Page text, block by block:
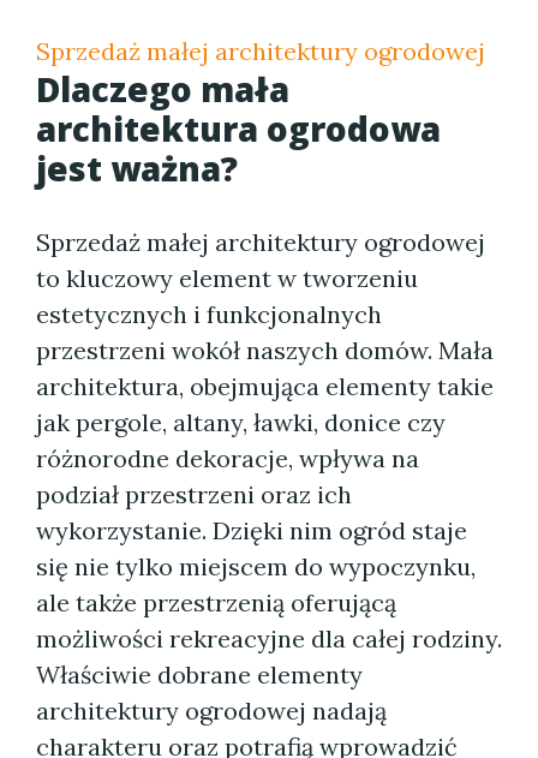
Sprzedaż małej architektury ogrodowej
Dlaczego mała
architektura ogrodowa
jest ważna?
Sprzedaż małej architektury ogrodowej
to kluczowy element w tworzeniu
estetycznych i funkcjonalnych
przestrzeni wokół naszych domów. Mała
architektura, obejmująca elementy takie
jak pergole, altany, ławki, donice czy
różnorodne dekoracje, wpływa na
podział przestrzeni oraz ich
wykorzystanie. Dzięki nim ogród staje
się nie tylko miejscem do wypoczynku,
ale także przestrzenią oferującą
możliwości rekreacyjne dla całej rodziny.
Właściwie dobrane elementy
architektury ogrodowej nadają
charakteru oraz potrafią wprowadzić